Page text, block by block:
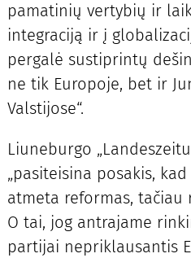
pamatinių vertybių ir
integraciją ir į
pergalė sustiprintų
ne tik Europoje, bet ir
Valstijose“.
Liuneburgo
„pasiteisina posakis,
atmeta reformas, tačiau
O tai, jog antrajame
partijai nepriklausantis